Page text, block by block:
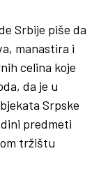
Srbije piše da
manastira i
celina koje
da je u
Srpske
predmeti
tržištu